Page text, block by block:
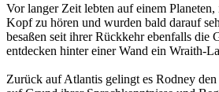
Vor langer Zeit lebten auf einem
Kopf zu hören und wurden bald darauf
besaßen seit ihrer Rückkehr ebenfalls die
entdecken hinter einer Wand ein Wraith-
Zurück auf Atlantis gelingt es Rodney